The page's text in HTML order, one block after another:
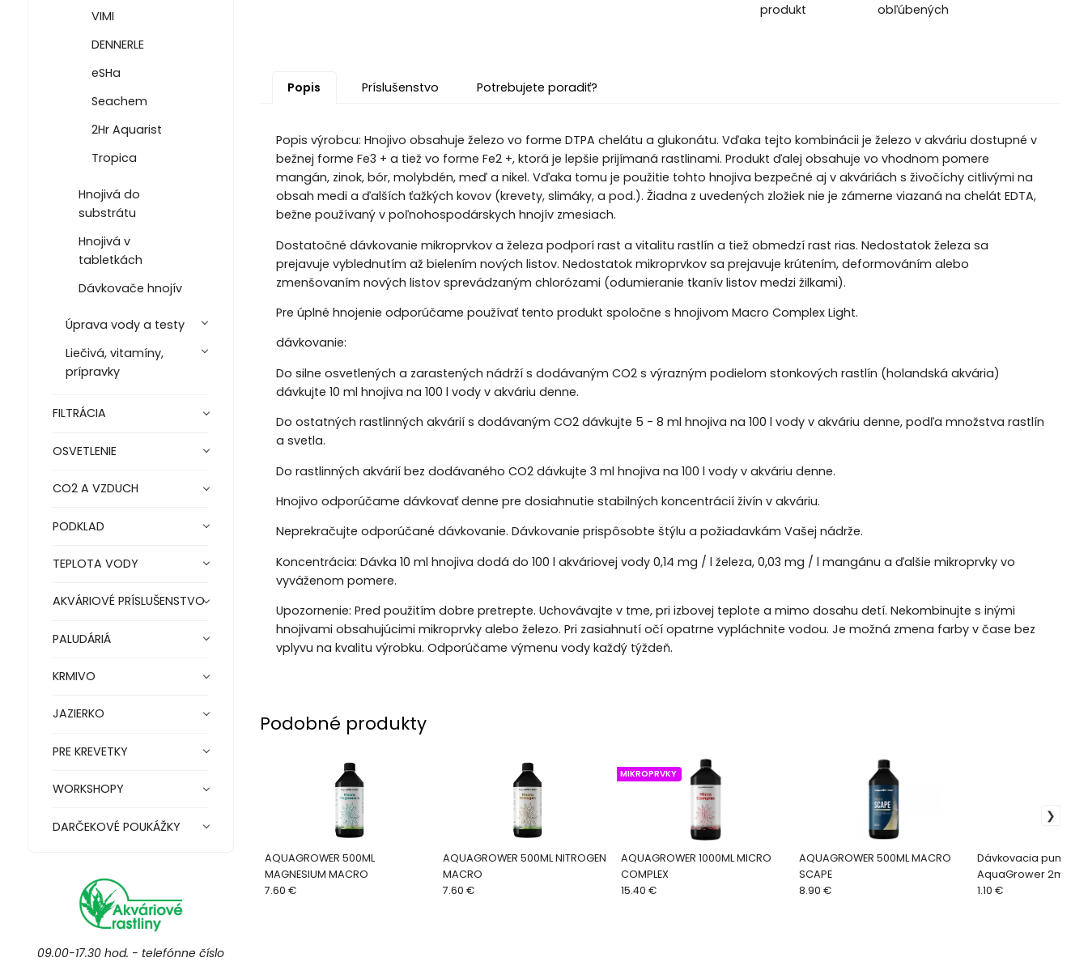
VIMI
DENNERLE
eSHa
Seachem
2Hr Aquarist
Tropica
Hnojivá do
substrátu
Hnojivá v
tabletkách
Dávkovače hnojív
Úprava vody a testy
Liečivá, vitamíny,
prípravky
FILTRÁCIA
OSVETLENIE
CO2 A VZDUCH
PODKLAD
TEPLOTA VODY
AKVÁRIOVÉ PRÍSLUŠENSTVO
PALUDÁRIÁ
KRMIVO
JAZIERKO
PRE KREVETKY
WORKSHOPY
DARČEKOVÉ POUKÁŽKY
09.00-17.30 hod. - telefónne číslo
produkt
obľúbených
Popis Príslušenstvo Potrebujete poradiť?
Popis výrobcu: Hnojivo obsahuje železo vo forme DTPA chelátu a glukonátu. Vďaka tejto kombinácii je železo v akváriu dostupné v
bežnej forme Fe3 + a tiež vo forme Fe2 +, ktorá je lepšie prijímaná rastlinami. Produkt ďalej obsahuje vo vhodnom pomere
mangán, zinok, bór, molybdén, meď a nikel. Vďaka tomu je použitie tohto hnojiva bezpečné aj v akváriách s živočíchy citlivými na
obsah medi a ďalších ťažkých kovov (krevety, slimáky, a pod.). Žiadna z uvedených zložiek nie je zámerne viazaná na chelát EDTA,
bežne používaný v poľnohospodárskych hnojív zmesiach.
Dostatočné dávkovanie mikroprvkov a železa podporí rast a vitalitu rastlín a tiež obmedzí rast rias. Nedostatok železa sa
prejavuje vyblednutím až bielením nových listov. Nedostatok mikroprvkov sa prejavuje krútením, deformováním alebo
zmenšovaním nových listov sprevádzaným chlorózami (odumieranie tkanív listov medzi žilkami).
Pre úplné hnojenie odporúčame používať tento produkt spoločne s hnojivom Macro Complex Light.
dávkovanie:
Do silne osvetlených a zarastených nádrží s dodávaným CO2 s výrazným podielom stonkových rastlín (holandská akvária)
dávkujte 10 ml hnojiva na 100 l vody v akváriu denne.
Do ostatných rastlinných akvárií s dodávaným CO2 dávkujte 5 - 8 ml hnojiva na 100 l vody v akváriu denne, podľa množstva rastlín
a svetla.
Do rastlinných akvárií bez dodávaného CO2 dávkujte 3 ml hnojiva na 100 l vody v akváriu denne.
Hnojivo odporúčame dávkovať denne pre dosiahnutie stabilných koncentrácií živín v akváriu.
Neprekračujte odporúčané dávkovanie. Dávkovanie prispôsobte štýlu a požiadavkám Vašej nádrže.
Koncentrácia: Dávka 10 ml hnojiva dodá do 100 l akváriovej vody 0,14 mg / l železa, 0,03 mg / l mangánu a ďalšie mikroprvky vo
vyváženom pomere.
Upozornenie: Pred použitím dobre pretrepte. Uchovávajte v tme, pri izbovej teplote a mimo dosahu detí. Nekombinujte s inými
hnojivami obsahujúcimi mikroprvky alebo železo. Pri zasiahnutí očí opatrne vypláchnite vodou. Je možná zmena farby v čase bez
vplyvu na kvalitu výrobku. Odporúčame výmenu vody každý týždeň.
Podobné produkty
AQUAGROWER 500ML
MAGNESIUM MACRO
7.60 €
AQUAGROWER 500ML NITROGEN
MACRO
7.60 €
AQUAGROWER 1000ML MICRO
COMPLEX
MIKROPRVKY
15.40 €
AQUAGROWER 500ML MACRO
SCAPE
8.90 €
Dávkovacia
AquaGrower 2ml
1.10 €